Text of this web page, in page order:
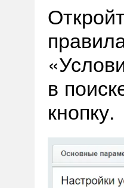
в
кнопку.